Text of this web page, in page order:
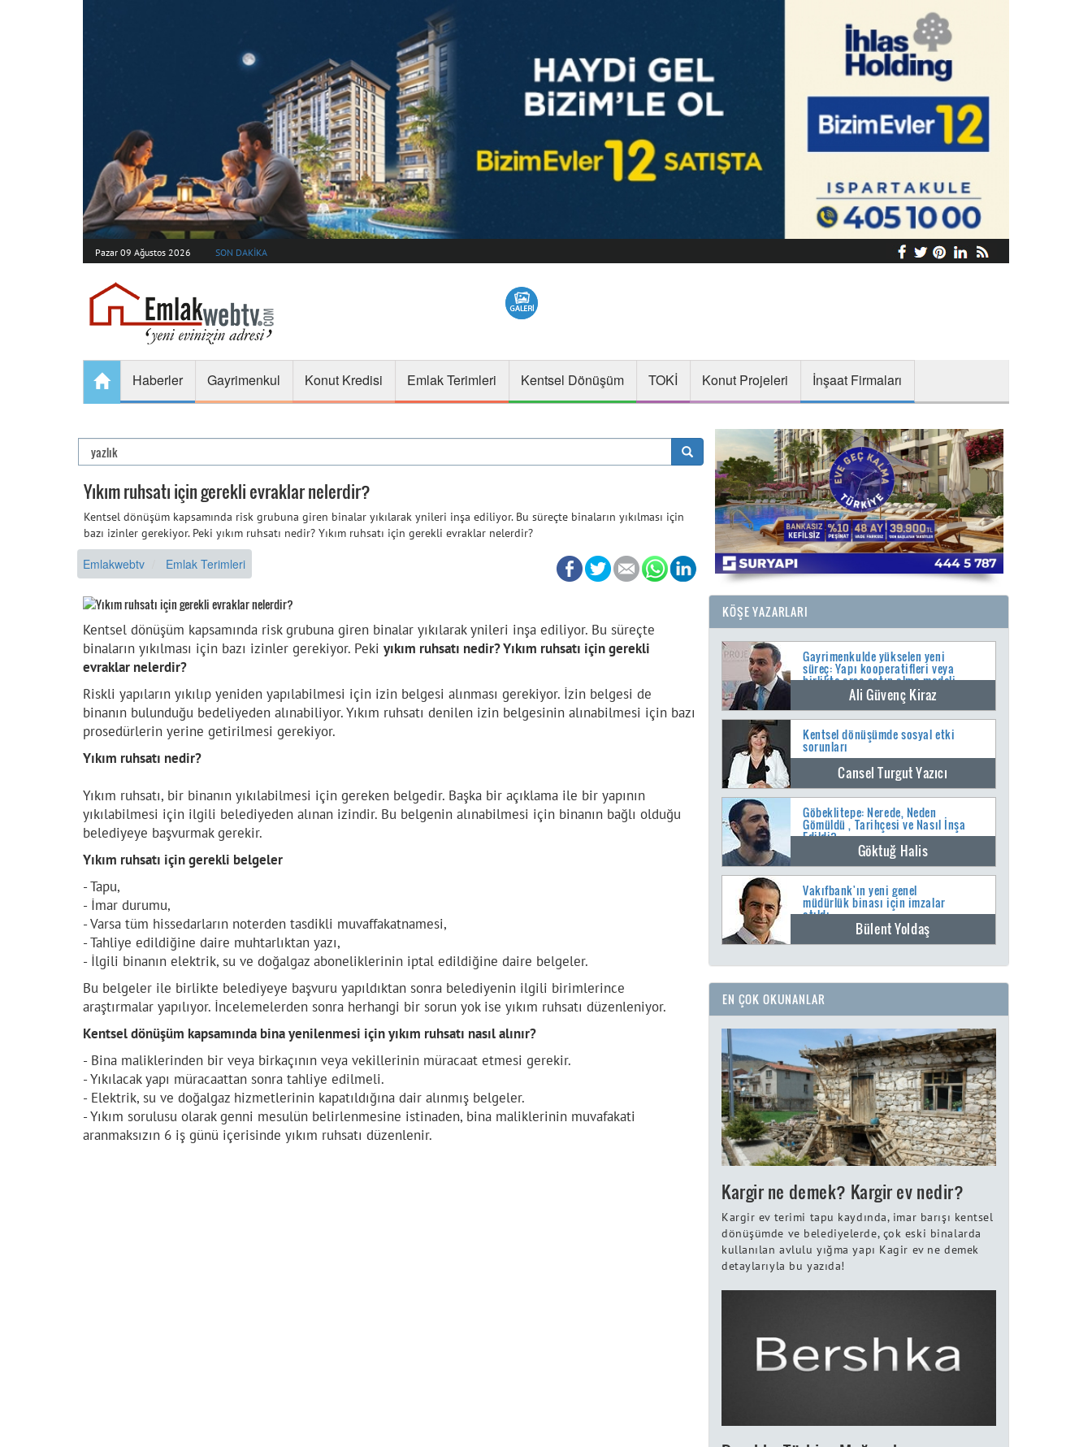
Pazar 09 Ağustos 2026 SON DAKİKA
Haberler Gayrimenkul Konut Kredisi Emlak Terimleri Kentsel Dönüşüm TOKİ Konut Projeleri İnşaat Firmaları
Yıkım ruhsatı için gerekli evraklar nelerdir?
Kentsel dönüşüm kapsamında risk grubuna giren binalar yıkılarak ynileri inşa ediliyor. Bu süreçte binaların yıkılması için
bazı izinler gerekiyor. Peki yıkım ruhsatı nedir? Yıkım ruhsatı için gerekli evraklar nelerdir?
Emlakwebtv Emlak Terimleri
Kentsel dönüşüm kapsamında risk grubuna giren binalar yıkılarak ynileri inşa ediliyor. Bu süreçte
binaların yıkılması için bazı izinler gerekiyor. Peki yıkım ruhsatı nedir? Yıkım ruhsatı için gerekli
evraklar nelerdir?
Riskli yapıların yıkılıp yeniden yapılabilmesi için izin belgesi alınması gerekiyor. İzin belgesi de
binanın bulunduğu bedeliyeden alınabiliyor. Yıkım ruhsatı denilen izin belgesinin alınabilmesi için bazı
prosedürlerin yerine getirilmesi gerekiyor.
Yıkım ruhsatı nedir?
Yıkım ruhsatı, bir binanın yıkılabilmesi için gereken belgedir. Başka bir açıklama ile bir yapının
yıkılabilmesi için ilgili belediyeden alınan izindir. Bu belgenin alınabilmesi için binanın bağlı olduğu
belediyeye başvurmak gerekir.
Yıkım ruhsatı için gerekli belgeler
- Tapu,
- İmar durumu,
- Varsa tüm hissedarların noterden tasdikli muvaffakatnamesi,
- Tahliye edildiğine daire muhtarlıktan yazı,
- İlgili binanın elektrik, su ve doğalgaz aboneliklerinin iptal edildiğine daire belgeler.
Bu belgeler ile birlikte belediyeye başvuru yapıldıktan sonra belediyenin ilgili birimlerince
araştırmalar yapılıyor. İncelemelerden sonra herhangi bir sorun yok ise yıkım ruhsatı düzenleniyor.
Kentsel dönüşüm kapsamında bina yenilenmesi için yıkım ruhsatı nasıl alınır?
- Bina maliklerinden bir veya birkaçının veya vekillerinin müracaat etmesi gerekir.
- Yıkılacak yapı müracaattan sonra tahliye edilmeli.
- Elektrik, su ve doğalgaz hizmetlerinin kapatıldığına dair alınmış belgeler.
- Yıkım sorulusu olarak genni mesulün belirlenmesine istinaden, bina maliklerinin muvafakati
aranmaksızın 6 iş günü içerisinde yıkım ruhsatı düzenlenir.
KÖŞE YAZARLARI
Gayrimenkulde yükselen yeni
süreç: Yapı kooperatifleri veya
birlikte arsa satın alma modeli
Ali Güvenç Kiraz
Kentsel dönüşümde sosyal etki
sorunları
Cansel Turgut Yazıcı
Göbeklitepe: Nerede, Neden
Gömüldü , Tarihçesi ve Nasıl İnşa
Edildi?
Göktuğ Halis
Vakıfbank'ın yeni genel
müdürlük binası için imzalar
atıldı
Bülent Yoldaş
EN ÇOK OKUNANLAR
Kargir ne demek? Kargir ev nedir?
Kargir ev terimi tapu kaydında, imar barışı kentsel
dönüşümde ve belediyelerde, çok eski binalarda
kullanılan avlulu yığma yapı Kagir ev ne demek
detaylarıyla bu yazıda!